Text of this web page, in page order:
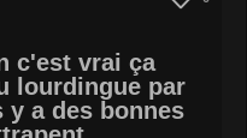
c'est vrai ça
lourdingue par
y a des bonnes